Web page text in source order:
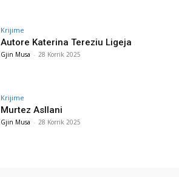
Krijime
Autore Katerina Tereziu Ligeja
Gjin Musa - 28 Korrik 2025
Krijime
Murtez Asllani
Gjin Musa - 28 Korrik 2025